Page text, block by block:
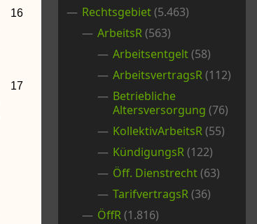
16
17
Rechtsgebiet(5.463)
ArbeitsR(563)
Arbeitsentgelt(58)
ArbeitsvertragsR(112)
Betriebliche
Altersversorgung (76)
KollektivArbeitsR(55)
KündigungsR(122)
Öff. Dienstrecht(63)
TarifvertragsR(36)
ÖffR(1.816)